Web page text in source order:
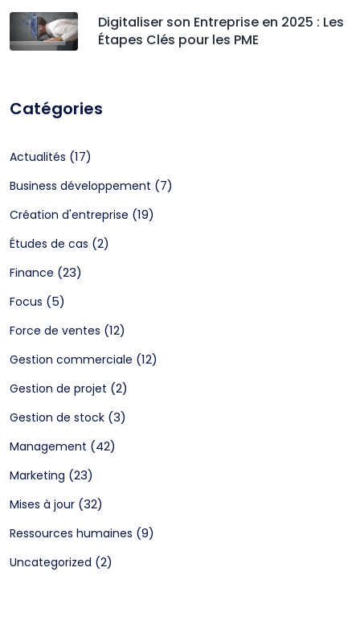
Digitaliser son Entreprise en 2025 : Les
Étapes Clés pour les PME
Catégories
Actualités (17)
Business développement (7)
Création d'entreprise (19)
Études de cas (2)
Finance (23)
Focus (5)
Force de ventes (12)
Gestion commerciale (12)
Gestion de projet (2)
Gestion de stock (3)
Management (42)
Marketing (23)
Mises à jour (32)
Ressources humaines (9)
Uncategorized (2)